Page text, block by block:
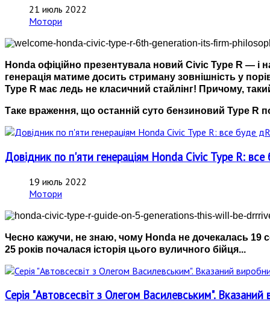
21 июль 2022
Мотори
Honda офіційно презентувала новий Civic Type R — і
генерація матиме досить стриману зовнішність у
Type R має ледь не класичний стайлінг! Причому,
Таке враження, що останній суто бензиновий Type R
Довідник по п'яти генераціям Honda Civic Type R:
19 июль 2022
Мотори
Чесно кажучи, не знаю, чому Honda не дочекалась 19
25 років почалася історія цього вуличного бійця...
Серія "Автовсесвіт з Олегом Василевським".